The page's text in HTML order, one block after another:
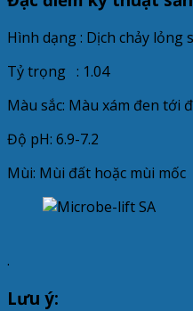
Hình dạng : Dịch chảy lỏng
Tỷ trọng : 1.04
Màu sắc: Màu xám đen tới
Độ pH: 6.9-7.2
Mùi: Mùi đất hoặc mùi mốc
.
Lưu ý: